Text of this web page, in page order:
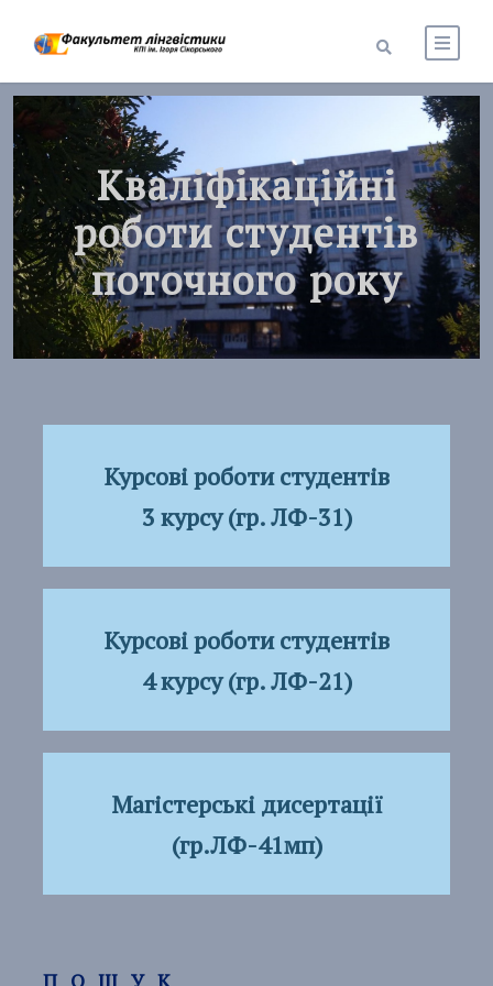
Кваліфікаційні
роботи студентів
поточного року
Курсові роботи студентів
3 курсу (гр. ЛФ-31)
Курсові роботи студентів
4курсу(гр.ЛФ-21)
Магістерські дисертації
(гр.ЛФ-41мп)
ПОШУК